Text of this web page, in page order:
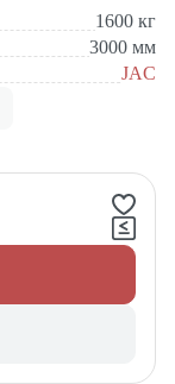
1600 кг
3000 мм
JAC